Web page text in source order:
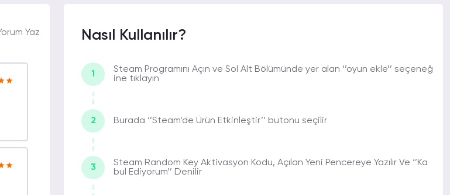
Yaz Nasıl Kullanılır?
1
Steam Programını Açın ve Sol Alt Bölümünde yer alan ‘’oyun ekle’’ seçeneğ
ine tıklayın
2 Burada ‘’Steam’de Ürün Etkinleştir’’ butonu seçilir
3
Steam Random Key Aktivasyon Kodu, Açılan Yeni Pencereye Yazılır Ve ‘’Ka
bul Ediyorum’’ Denilir